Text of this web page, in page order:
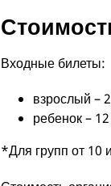
Входные билеты:
взрослый –
ребенок –
*Для групп от 10